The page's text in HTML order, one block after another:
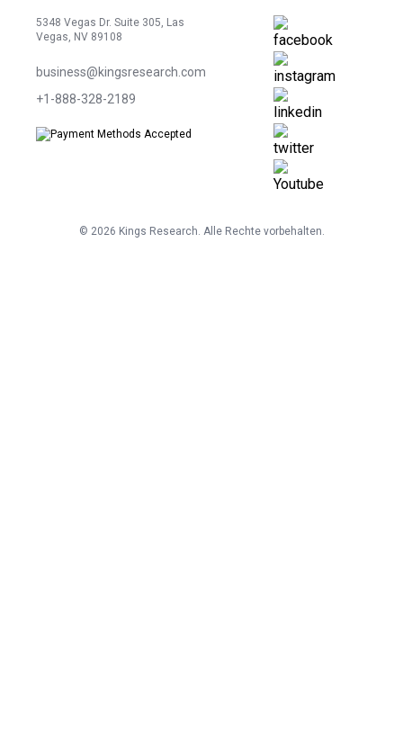
5348 Vegas Dr. Suite 305, Las
Vegas, NV 89108
business@kingsresearch.com
+1-888-328-2189
© 2026 Kings Research. Alle Rechte vorbehalten.